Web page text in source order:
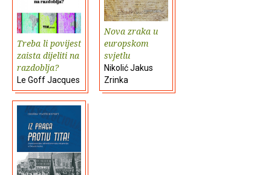
Treba li povijest
zaista dijeliti na
razdoblja?
Le Goff Jacques
Nova zraka u
europskom
svjetlu
Nikolić Jakus
Zrinka